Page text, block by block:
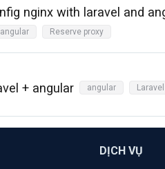
nginx with laravel and
angular Reserve proxy
+ angular angular Laravel
DỊCH VỤ